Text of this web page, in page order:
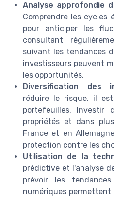
Analyse approfondie
Comprendre les cycles
pour anticiper les
consultant
suivant les tendances
investisseurs peuvent
les opportunités.
Diversification des
réduire le risque, il
portefeuilles. Investir
propriétés et dans
France et en
protection contre les
Utilisation de la
prédictive et l'analyse
prévoir les
numériques